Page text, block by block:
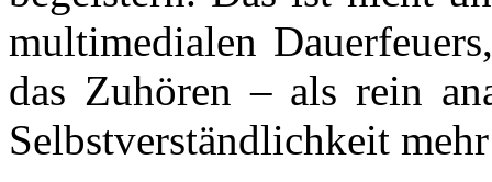
multimedialen
das Zuhören – als rein
Selbstverständlichkeit